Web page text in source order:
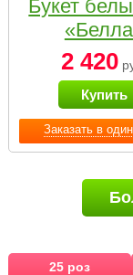
Заказать в
Букет
2 420
Купить
25 роз